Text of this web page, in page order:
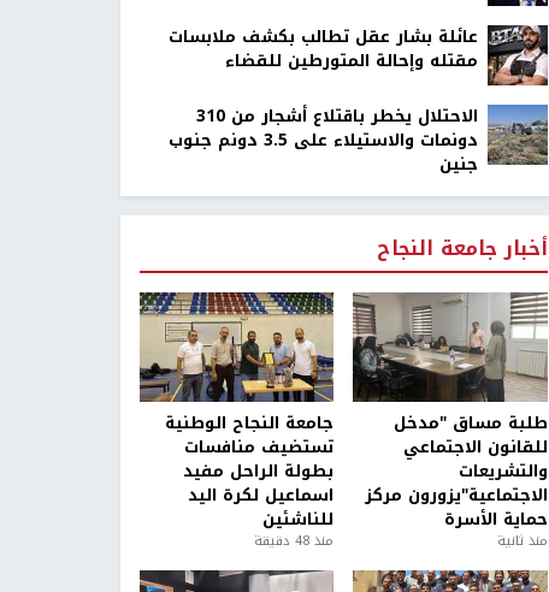
عائلة بشار عقل تطالب بكشف ملابسات
مقتله وإحالة المتورطين للقضاء
الاحتلال يخطر باقتلاع أشجار من 310
دونمات والاستيلاء على 3.5 دونم جنوب
جنين
أخبار جامعة النجاح
طلبة مساق "مدخل
للقانون الاجتماعي
والتشريعات
الاجتماعية"يزورون مركز
حماية الأسرة
منذ ثانية
جامعة النجاح الوطنية
تستضيف منافسات
بطولة الراحل مفيد
اسماعيل لكرة اليد
للناشئين
منذ 48 دقيقة